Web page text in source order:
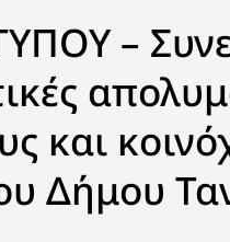
–
και
Δήμου